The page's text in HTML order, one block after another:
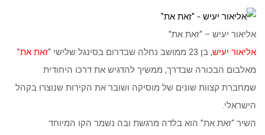
אליאור יעיש – “זאת את”
אליאור יעיש, בן 23 ממושב נחלה שבדרום בסינגל שלישי “ זאת את”
מאלבום הבכורה שבדרך, ממשיך להדגיש את דרכו היחודית
שמחברת קצוות שונים של מוסיקה ושובר את הקירות שנוצרו בקהל
הישראלי.
השיר “זאת את” הוא בלדה מרגשת ובה נשמר הקו המיוחד